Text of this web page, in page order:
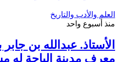
العلم والأدب والتاريخ
منذ أسبوع واحد
الأستاذ. عبدالله بن
معرف مدينة الباحة له